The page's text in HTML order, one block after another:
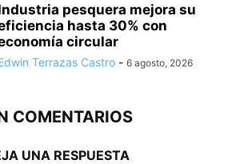
pesquera mejora su
hasta 30% con
circular
Terrazas Castro - 6 agosto, 2026
COMENTARIOS
UNA RESPUESTA